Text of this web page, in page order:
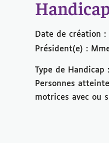
Date de création
Président(e) :
Type de Handicap :
Personnes
motrices avec ou